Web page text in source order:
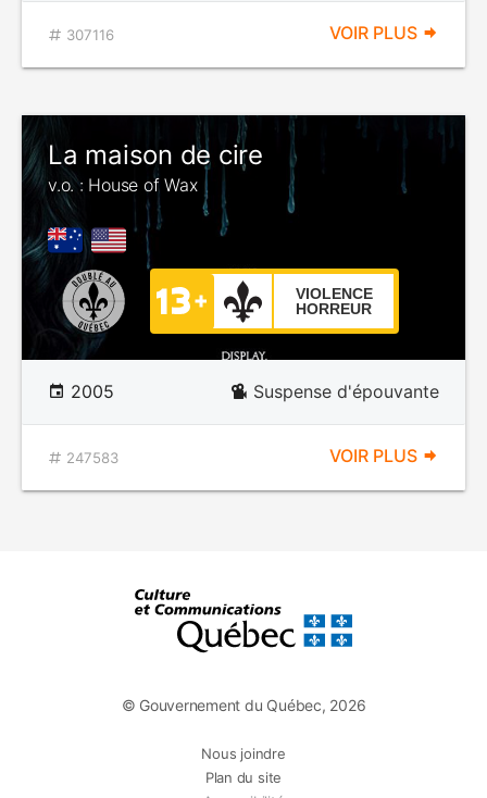
307116 VOIR PLUS
La maison de cire
v.o. : House of Wax
VIOLENCE
HORREUR
2005 Suspense d'épouvante
247583 VOIR PLUS
© Gouvernement du Québec, 2026
Nous joindre
Plan du site